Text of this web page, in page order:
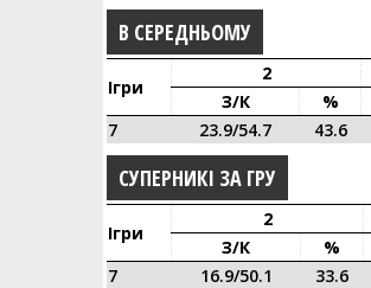
В СЕРЕДНЬОМУ
Ігри
2
З/к %
7
23.9/54.7 43.6
СУПЕРНИКІ ЗА ГРУ
Ігри
2
З/к %
7
16.9/50.1 33.6